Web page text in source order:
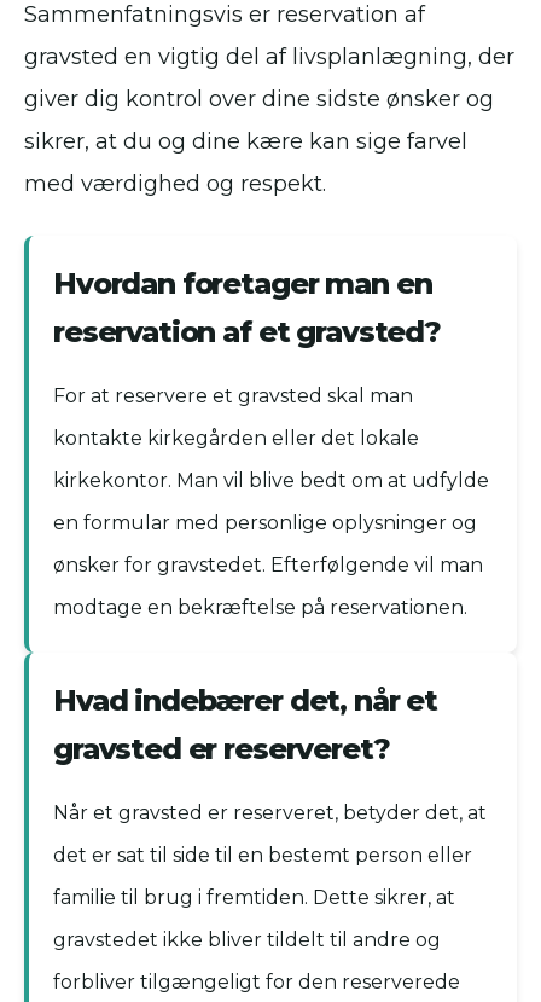
Sammenfatningsvis er reservation af
gravsted en vigtig del af livsplanlægning, der
giver dig kontrol over dine sidste ønsker og
sikrer, at du og dine kære kan sige farvel
med værdighed og respekt.
Hvordan foretager man en
reservation af et gravsted?
For at reservere et gravsted skal man
kontakte kirkegården eller det lokale
kirkekontor. Man vil blive bedt om at udfylde
en formular med personlige oplysninger og
ønsker for gravstedet. Efterfølgende vil man
modtage en bekræftelse på reservationen.
Hvad indebærer det, når et
gravsted er reserveret?
Når et gravsted er reserveret, betyder det, at
det er sat til side til en bestemt person eller
familie til brug i fremtiden. Dette sikrer, at
gravstedet ikke bliver tildelt til andre og
forbliver tilgængeligt for den reserverede